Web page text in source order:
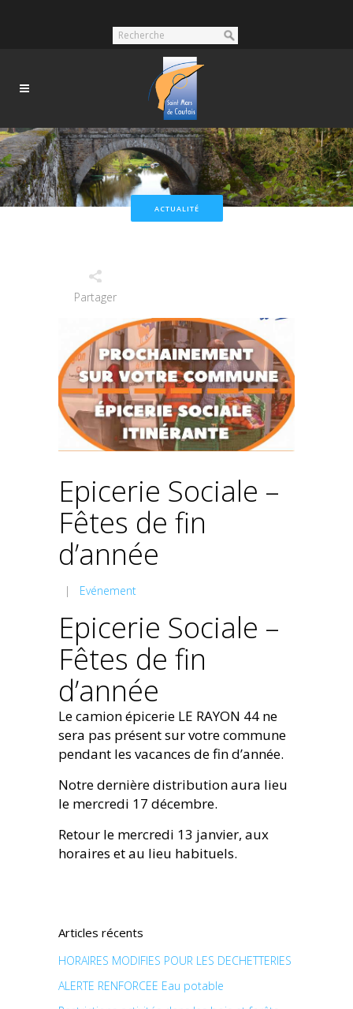
ACTUALITÉ
Partager
Epicerie Sociale –
Fêtes de fin
d’année
| Evénement
Epicerie Sociale –
Fêtes de fin
d’année
Le camion épicerie LE RAYON 44 ne
sera pas présent sur votre commune
pendant les vacances de fin d’année.
Notre dernière distribution aura lieu
le mercredi 17 décembre.
Retour le mercredi 13 janvier, aux
horaires et au lieu habituels.
Articles récents
HORAIRES MODIFIES POUR LES DECHETTERIES
ALERTE RENFORCEE Eau potable